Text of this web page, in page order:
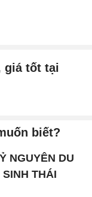
giá tốt tại
biết?
NGUYÊN DU
THÁI